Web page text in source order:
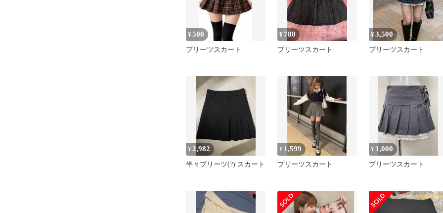
¥500
プリーツスカート
¥ 780
プリーツスカート
¥3,500
プリーツスカート
¥ 2,982
半々プリーツ(?) スカート
¥ 1,599
プリーツスカート
¥ 1,000
プリーツスカート